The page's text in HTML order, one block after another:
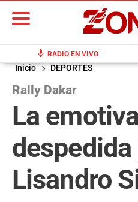
mic RADIO EN VIVO
Inicio DEPORTES
Rally Dakar
La
despedida
Lisandro